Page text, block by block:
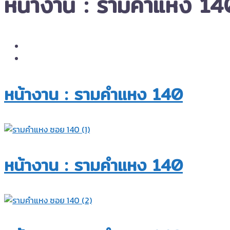
หน้างาน : รามคำแหง 140​
หน้างาน : รามคำแหง 140​